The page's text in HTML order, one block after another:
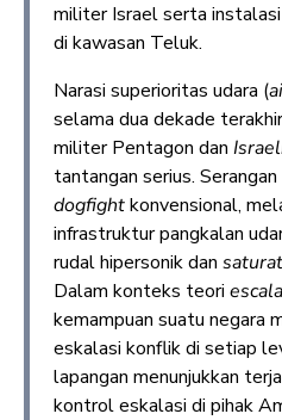
militer Israel serta
di kawasan Teluk.
Narasi superioritas udara (
selama dua dekade
militer Pentagon dan
tantangan serius.
dogfightkonvensional,
infrastruktur pangkalan
rudal hipersonik dan
Dalam konteks teori
kemampuan suatu negara
eskalasi konflik di setiap
lapangan menunjukkan
kontrol eskalasi di pihak